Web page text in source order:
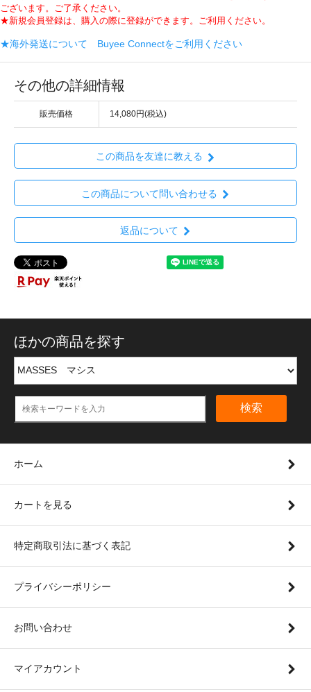
ございます。ご了承ください。
★新規会員登録は、購入の際に登録ができます。ご利用ください。
★海外発送について Buyee Connectをご利用ください
その他の詳細情報
販売価格 14,080円(税込)
この商品を友達に教える
この商品について問い合わせる
返品について
ほかの商品を探す
検索
ホーム
カートを見る
特定商取引法に基づく表記
プライバシーポリシー
お問い合わせ
マイアカウント